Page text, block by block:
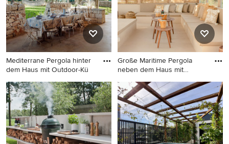
Mediterrane Pergola hinter
dem Haus mit Outdoor-Kü
Mediterrane Pergola hinter
dem Haus mit Outdoor-
Küche und Betonboden in
Catania-Palermo
Große Maritime Pergola
neben dem Haus mit
Große Maritime Pergola
neben dem Haus mit
Outdoor-Küche und
Betonplatten in Paris